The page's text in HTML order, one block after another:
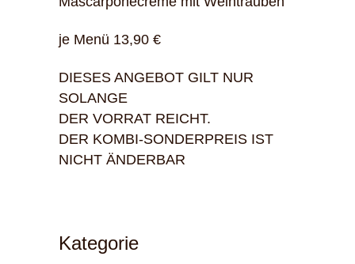
je Menü 13,90 €
DIESES ANGEBOT GILT NUR
SOLANGE
DER VORRAT REICHT.
DER KOMBI-SONDERPREIS IST
NICHT ÄNDERBAR
Kategorie